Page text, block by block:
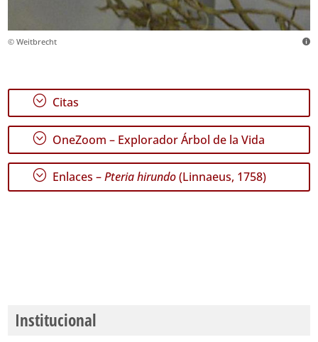
© Weitbrecht
; Citas
; OneZoom – Explorador Árbol de la Vida
; Enlaces –Pteria hirundo(Linnaeus, 1758)
Institucional